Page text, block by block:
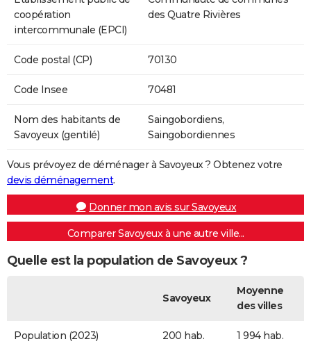
coopération
intercommunale (EPCI)
des Quatre Rivières
Code postal (CP) 70130
Code Insee 70481
Nom des habitants de
Savoyeux (gentilé)
Saingobordiens,
Saingobordiennes
Vous prévoyez de déménager à Savoyeux ? Obtenez votre
devis déménagement.
Donner mon avis sur Savoyeux
Comparer Savoyeux à une autre ville...
Quelle est la population de Savoyeux ?
Savoyeux
Moyenne
des villes
Population (2023) 200 hab. 1 994 hab.